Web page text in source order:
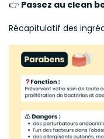
👉 Passez au clean
Récapitulatif des